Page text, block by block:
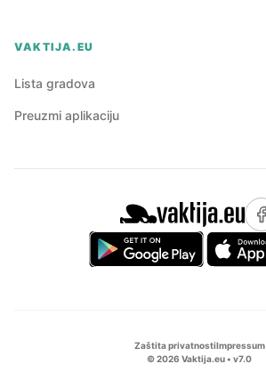
VAKTIJA.EU
Lista gradova
Preuzmi aplikaciju
Zaštita privatnostiImpressum
©2026 Vaktija.eu • v7.0